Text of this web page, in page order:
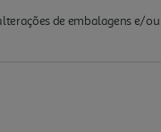
de embalagens e/